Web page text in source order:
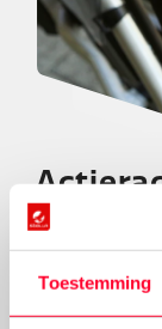
Toestemming
Nog iets waar
tweedehands
fietsaccu gaat